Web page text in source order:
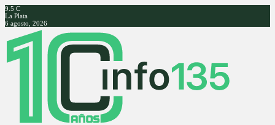
9.5 C
La Plata
6 agosto, 2026
Facebook
Twitter
Instagram
Youtube